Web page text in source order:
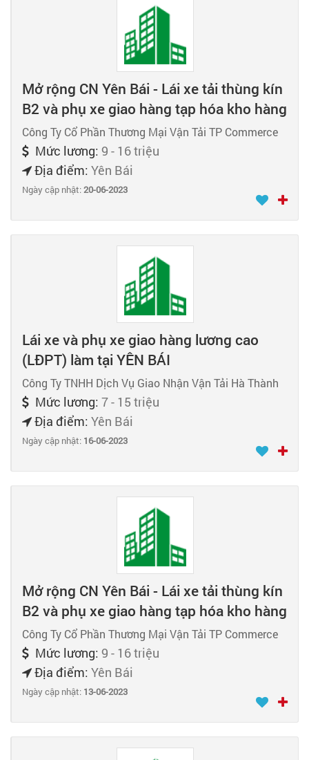
Mở rộng CN Yên Bái - Lái xe tải thùng kín
B2 và phụ xe giao hàng tạp hóa kho hàng
Công Ty Cổ Phần Thương Mại Vận Tải TP Commerce
Mức lương: 9 - 16 triệu
Địa điểm: Yên Bái
Ngày cập nhật:20-06-2023
Lái xe và phụ xe giao hàng lương cao
(LĐPT) làm tại YÊN BÁI
Công Ty TNHH Dịch Vụ Giao Nhận Vận Tải Hà Thành
Mức lương: 7 - 15 triệu
Địa điểm: Yên Bái
Ngày cập nhật: 16-06-2023
Mở rộng CN Yên Bái - Lái xe tải thùng kín
B2 và phụ xe giao hàng tạp hóa kho hàng
Công Ty Cổ Phần Thương Mại Vận Tải TP Commerce
Mức lương: 9 - 16 triệu
Địa điểm: Yên Bái
Ngày cập nhật: 13-06-2023